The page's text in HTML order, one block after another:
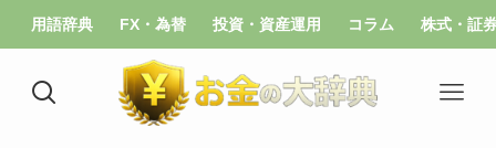
用語辞典 FX・為替 投資・資産運用 コラム 株式・証